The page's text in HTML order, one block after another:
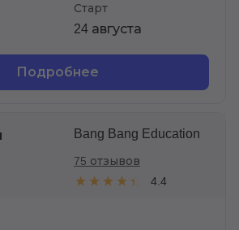
Старт
24 августа
Подробнее
Bang Bang Education
4.4
75 отзывов